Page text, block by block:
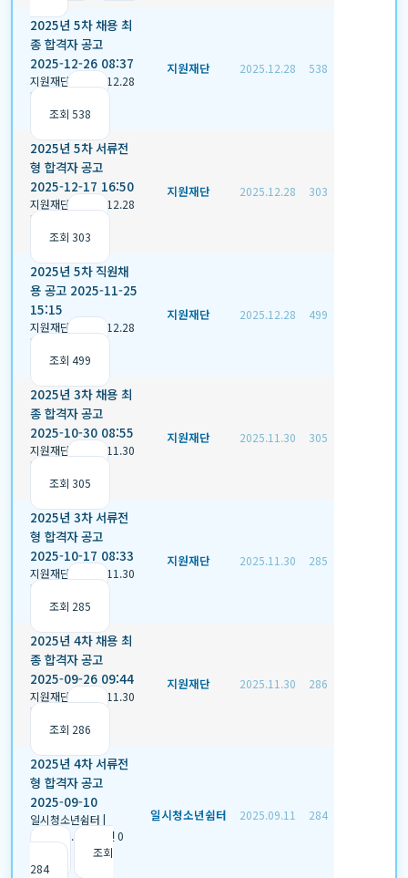
2025년 5차 채용 최
종 합격자 공고
2025-12-26 08:37
지원재단
2025.12.28
|
조회 538
지원재단 2025.12.28 538
2025년 5차 서류전
형 합격자 공고
2025-12-17 16:50
지원재단
2025.12.28
|
조회 303
지원재단 2025.12.28 303
2025년 5차 직원채
용 공고 2025-11-25
15:15
지원재단
2025.12.28
|
조회 499
지원재단 2025.12.28 499
2025년 3차 채용 최
종 합격자 공고
2025-10-30 08:55
지원재단
2025.11.30
|
조회 305
지원재단 2025.11.30 305
2025년 3차 서류전
형 합격자 공고
2025-10-17 08:33
지원재단
2025.11.30
|
조회 285
지원재단 2025.11.30 285
2025년 4차 채용 최
종 합격자 공고
2025-09-26 09:44
지원재단
2025.11.30
|
조회 286
지원재단 2025.11.30 286
2025년 4차 서류전
형 합격자 공고
2025-09-10
일시청소년쉼터 |
2025.09.11
추천 0
조회
284
일시청소년쉼터 2025.09.11 284